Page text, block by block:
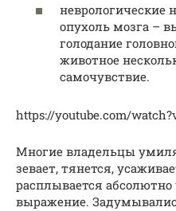
неврологические
опухоль мозга –
голодание
животное
самочувствие.
https://youtube.com/
Многие владельцы
зевает, тянется,
расплывается абсолютно
выражение.